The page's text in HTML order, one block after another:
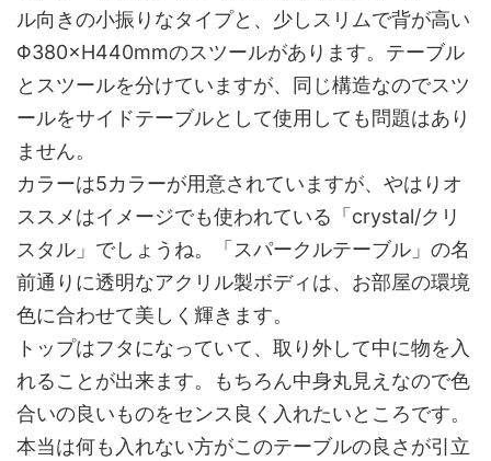
ル向きの小振りなタイプと、少しスリムで背が高い
Φ380×H440mmのスツールがあります。テーブル
とスツールを分けていますが、同じ構造なのでスツ
ールをサイドテーブルとして使用しても問題はあり
ません。
カラーは5カラーが用意されていますが、やはりオ
ススメはイメージでも使われている「crystal/クリ
スタル」でしょうね。「スパークルテーブル」の名
前通りに透明なアクリル製ボディは、お部屋の環境
色に合わせて美しく輝きます。
トップはフタになっていて、取り外して中に物を入
れることが出来ます。もちろん中身丸見えなので色
合いの良いものをセンス良く入れたいところです。
本当は何も入れない方がこのテーブルの良さが引立